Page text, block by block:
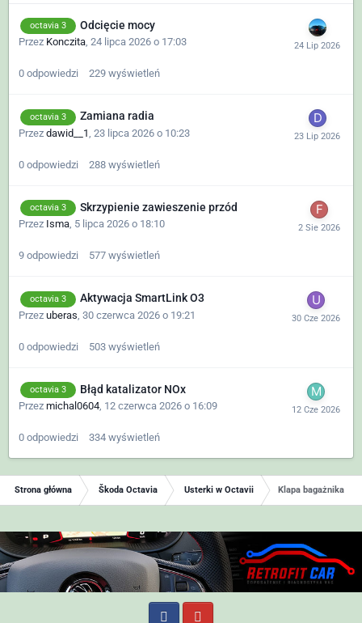
octavia 3 Odcięcie mocy
Przez Konczita, 24 lipca 2026 o 17:03
0 odpowiedzi 229 wyświetleń
octavia 3 Zamiana radia
Przez dawid__1 23 lipca 2026 o 10:23
0 odpowiedzi 288 wyświetleń
octavia 3 Skrzypienie zawieszenie przód
Przez Isma, 5 lipca 2026 o 18:10
9 odpowiedzi 577 wyświetleń
octavia 3 Aktywacja SmartLink O3
Przez uberas 30 czerwca 2026 o 19:21
0 odpowiedzi 503 wyświetleń
octavia 3 Błąd katalizator NOx
Przez michal0604 12 czerwca 2026 o 16:09
0 odpowiedzi 334 wyświetleń
Strona główna Škoda Octavia Usterki w Octavii Klapa bagażnika